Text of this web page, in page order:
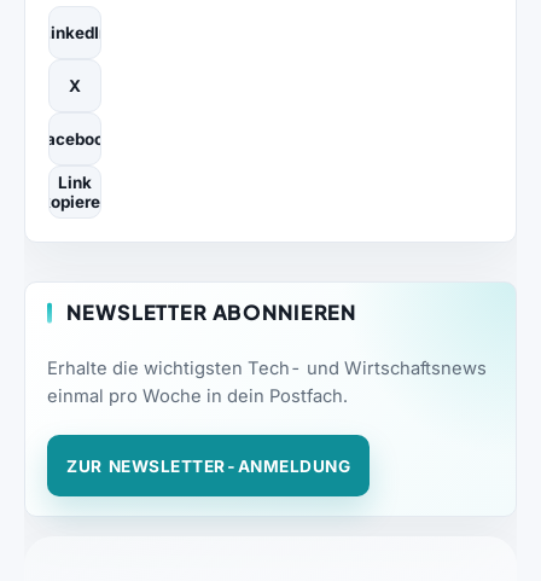
LinkedIn
X
Facebook
Link
kopieren
NEWSLETTER ABONNIEREN
Erhalte die wichtigsten Tech- und Wirtschaftsnews
einmal pro Woche in dein Postfach.
ZUR NEWSLETTER-ANMELDUNG